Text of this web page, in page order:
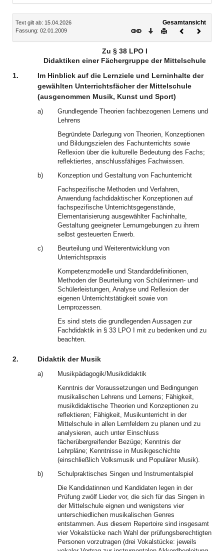
Inhalt
Text gilt ab: 15.04.2026
Fassung: 02.01.2009
Gesamtansicht
Download
DruckenVorheriges
Zu § 38 LPO I
Didaktiken einer Fächergruppe der Mittelschule
1.
Im Hinblick auf die Lernziele und Lerninhalte der
gewählten Unterrichtsfächer der Mittelschule
(ausgenommen Musik, Kunst und Sport)
a)
Grundlegende Theorien fachbezogenen Lernens und
Lehrens
Begründete Darlegung von Theorien, Konzeptionen
und Bildungszielen des Fachunterrichts sowie
Reflexion über die kulturelle Bedeutung des Fachs;
reflektiertes, anschlussfähiges Fachwissen.
b)
Konzeption und Gestaltung von Fachunterricht
Fachspezifische Methoden und Verfahren,
Anwendung fachdidaktischer Konzeptionen auf
fachspezifische Unterrichtsgegenstände,
Elementarisierung ausgewählter Fachinhalte,
Gestaltung geeigneter Lernumgebungen zu ihrem
selbst gesteuerten Erwerb.
c)
Beurteilung und Weiterentwicklung von
Unterrichtspraxis
Kompetenzmodelle und Standarddefinitionen,
Methoden der Beurteilung von Schülerinnen- und
Schülerleistungen, Analyse und Reflexion der
eigenen Unterrichtstätigkeit sowie von
Lernprozessen.
Es sind stets die grundlegenden Aussagen zur
Fachdidaktik in § 33 LPO I mit zu bedenken und zu
beachten.
2. Didaktik der Musik
a)
Musikpädagogik/Musikdidaktik
Kenntnis der Voraussetzungen und Bedingungen
musikalischen Lehrens und Lernens; Fähigkeit,
musikdidaktische Theorien und Konzeptionen zu
reflektieren; Fähigkeit, Musikunterricht in der
Mittelschule in allen Lernfeldern zu planen und zu
analysieren, auch unter Einschluss
fächerübergreifender Bezüge; Kenntnis der
Lehrpläne; Kenntnisse in Musikgeschichte
(einschließlich Volksmusik und Populärer Musik).
b)
Schulpraktisches Singen und Instrumentalspiel
Die Kandidatinnen und Kandidaten legen in der
Prüfung zwölf Lieder vor, die sich für das Singen in
der Mittelschule eignen und wenigstens vier
unterschiedlichen musikalischen Genres
entstammen. Aus diesem Repertoire sind insgesamt
vier Vokalstücke nach Wahl der prüfungsberechtigten
Personen vorzutragen (drei Vokalstücke: jeweils